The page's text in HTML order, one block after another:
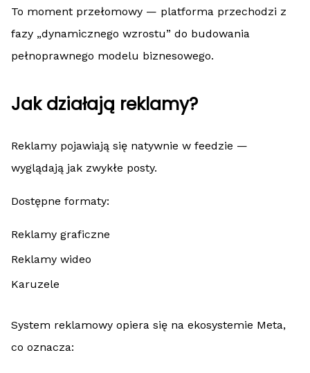
To moment przełomowy — platforma przechodzi z
fazy „dynamicznego wzrostu” do budowania
pełnoprawnego modelu biznesowego.
Jak działają reklamy?
Reklamy pojawiają się natywnie w feedzie —
wyglądają jak zwykłe posty.
Dostępne formaty:
Reklamy graficzne
Reklamy wideo
Karuzele
System reklamowy opiera się na ekosystemie Meta,
co oznacza: